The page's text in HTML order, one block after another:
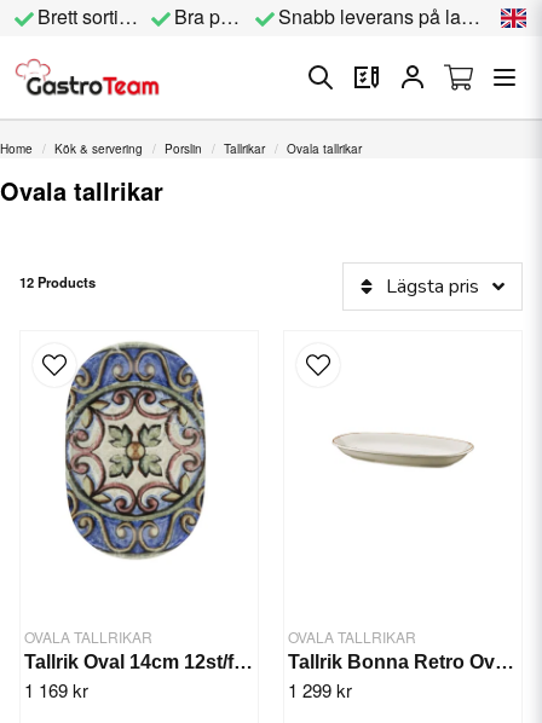
Brett sortiment Bra priser Snabb leverans på lagervara
Home Kök & servering Porslin Tallrikar Ovala tallrikar
Ovala tallrikar
12 Products Lägsta pris
OVALA TALLRIKAR
Tallrik Oval 14cm 12st/frp. Amalfi Magnus
1 169 kr
OVALA TALLRIKAR
Tallrik Bonna Retro Oval 29x17cm/6st
1 299 kr